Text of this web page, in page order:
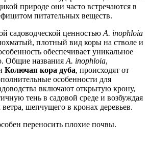
природе они часто встречаются в
питательных веществ.
садоводческой ценностью A. inophloia
плотный вид коры на стволе и
обеспечивает уникальное
Общие названия A. inophloia,
Колючая кора дуба, происходят от
особенности для
включают открытую крону,
тень в садовой среде и возбуждая
ветра, шепчущего в кронах деревьев.
переносить плохие почвы.